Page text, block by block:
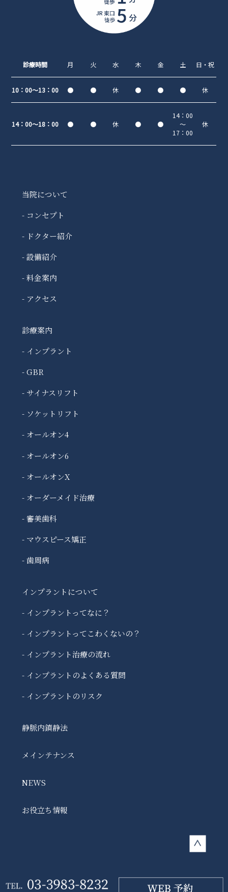
診療時間 月 火 水 木 金 土 日・祝
10：00～13：00 ● ● 休 ● ● ● 休
14：00～18：00 ● ● 休 ● ●
14：00
～
17：00
休
当院について
- コンセプト
- ドクター紹介
- 設備紹介
- 料金案内
- アクセス
診療案内
- インプラント
- GBR
- サイナスリフト
- ソケットリフト
- オールオン4
- オールオン6
- オールオンX
- オーダーメイド治療
- 審美歯科
- マウスピース矯正
- 歯周病
インプラントについて
- インプラントってなに？
- インプラントってこわくないの？
- インプラント治療の流れ
- インプラントのよくある質問
- インプラントのリスク
静脈内鎮静法
メインテナンス
NEWS
お役立ち情報
©2026 OKUYAMA DENTAL CLINIC. All Rights Reserved.